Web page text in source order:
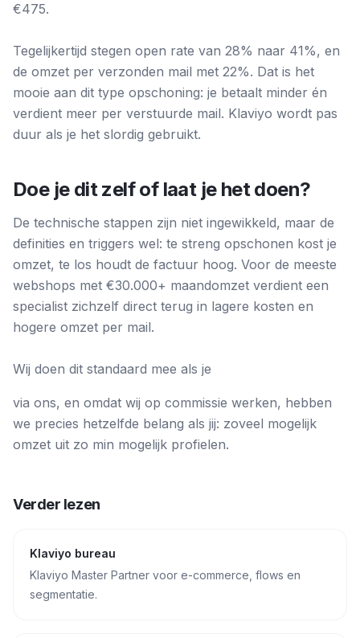
€475.
Tegelijkertijd stegen open rate van 28% naar 41%, en
de omzet per verzonden mail met 22%. Dat is het
mooie aan dit type opschoning: je betaalt minder én
verdient meer per verstuurde mail. Klaviyo wordt pas
duur als je het slordig gebruikt.
Doe je dit zelf of laat je het doen?
De technische stappen zijn niet ingewikkeld, maar de
definities en triggers wel: te streng opschonen kost je
omzet, te los houdt de factuur hoog. Voor de meeste
webshops met €30.000+ maandomzet verdient een
specialist zichzelf direct terug in lagere kosten en
hogere omzet per mail.
Wij doen dit standaard mee als je
via ons, en omdat wij op commissie werken, hebben
we precies hetzelfde belang als jij: zoveel mogelijk
omzet uit zo min mogelijk profielen.
Verder lezen
Klaviyo bureau
Klaviyo Master Partner voor e-commerce, flows en
segmentatie.